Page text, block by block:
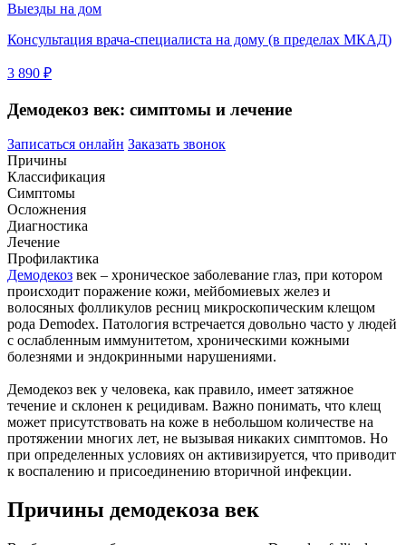
Выезды на дом
Консультация врача-специалиста на дому (в пределах МКАД)
3 890 ₽
Демодекоз век: симптомы и лечение
Записаться онлайн Заказать звонок
Причины
Классификация
Симптомы
Осложнения
Диагностика
Лечение
Профилактика
Демодекоз век – хроническое заболевание глаз, при котором
происходит поражение кожи, мейбомиевых желез и
волосяных фолликулов ресниц микроскопическим клещом
рода Demodex. Патология встречается довольно часто у людей
с ослабленным иммунитетом, хроническими кожными
болезнями и эндокринными нарушениями.
Демодекоз век у человека, как правило, имеет затяжное
течение и склонен к рецидивам. Важно понимать, что клещ
может присутствовать на коже в небольшом количестве на
протяжении многих лет, не вызывая никаких симптомов. Но
при определенных условиях он активизируется, что приводит
к воспалению и присоединению вторичной инфекции.
Причины демодекоза век